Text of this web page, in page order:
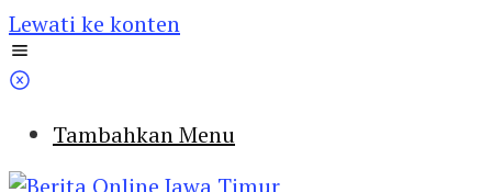
Lewati ke konten
Tambahkan Menu